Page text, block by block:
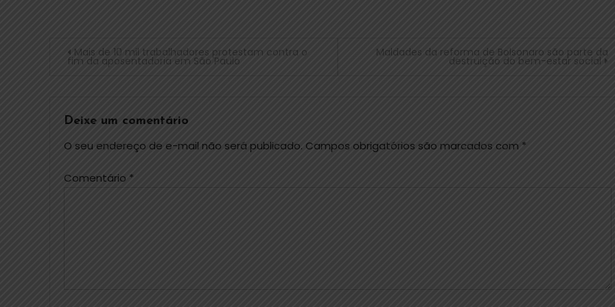
Mais de 10 mil trabalhadores protestam contra o
fim da aposentadoria em São Paulo
Maldades da reforma de Bolsonaro são parte da
destruição do bem-estar social
Deixe um comentário
O seu endereço de e-mail não será publicado. Campos obrigatórios são marcados com *
Comentário *